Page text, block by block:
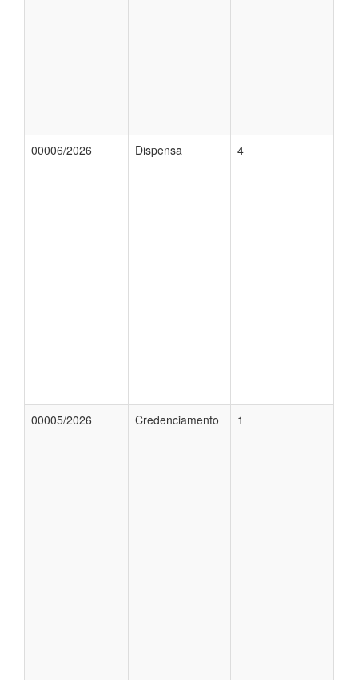
00006/2026 Dispensa 4
00005/2026 Credenciamento 1